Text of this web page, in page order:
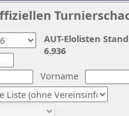
Vorname
AUT-Elolisten
6.936